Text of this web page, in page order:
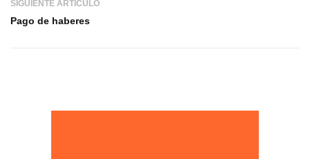
SIGUIENTE ARTÍCULO
Pago de haberes